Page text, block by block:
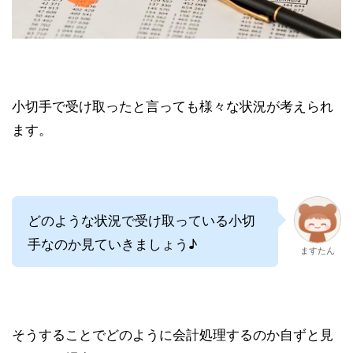
小切手で受け取ったと言っても様々な状況が考えられ
ます。
どのような状況で受け取っている小切
手なのか見ていきましょう♪
ますたん
そうすることでどのように会計処理するのか自ずと見